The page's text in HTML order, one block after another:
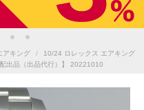
アキング /
10/24 ロレックス エアキング
出品（出品代行）】 20221010